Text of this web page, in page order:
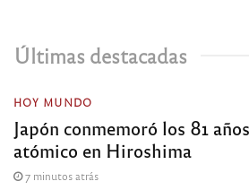
Últimas destacadas
HOY MUNDO
Japón conmemoró los 81
atómico en Hiroshima
7 minutos atrás